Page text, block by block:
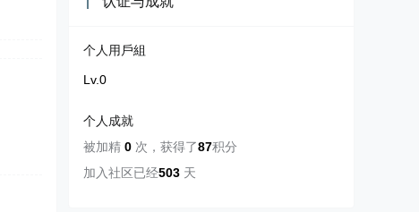
个人用戶組
Lv.0
个人成就
被加精 0 次 ， 获得了87积分
加入社区已经503 天